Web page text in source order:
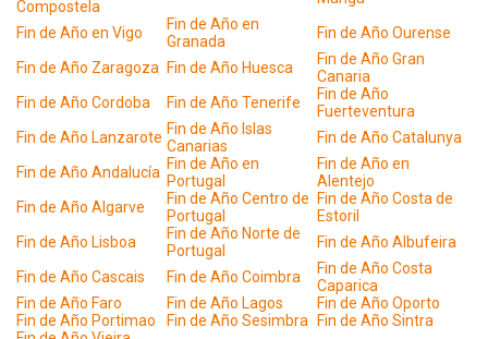
Compostela
Fin de Año en Vigo
Fin de Año en
Granada
Fin de Año Ourense
Fin de Año Zaragoza
Fin de Año Huesca
Fin de Año Gran
Canaria
Fin de Año Cordoba
Fin de Año Tenerife
Fin de Año
Fuerteventura
Fin de Año Lanzarote Fin de Año Islas
Canarias
Fin de Año Catalunya
Fin de Año Andalucía Fin de Año en
Portugal
Fin de Año en
Alentejo
Fin de Año Algarve
Fin de Año Centro de
Portugal
Fin de Año Costa de
Estoril
Fin de Año Lisboa
Fin de Año Norte de
Portugal
Fin de Año Albufeira
Fin de Año Cascais
Fin de Año Coimbra
Fin de Año Costa
Caparica
Fin de Año Faro
Fin de Año Lagos
Fin de Año Oporto
Fin de Año Portimao
Fin de Año Sesimbra
Fin de Año Sintra